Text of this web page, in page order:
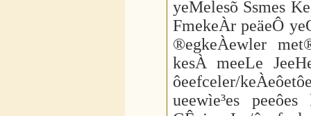
yeMelesõ Ssmes
FmekeÀr peäeÔ
®egkeÀewler
kesÀ meeLe
ôeefceler/
ueewìe³es